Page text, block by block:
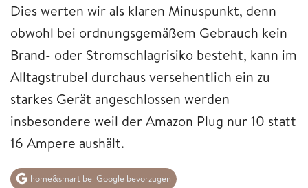
Dies werten wir als klaren Minuspunkt, denn
obwohl bei ordnungsgemäßem Gebrauch kein
Brand- oder Stromschlagrisiko besteht, kann im
Alltagstrubel durchaus versehentlich ein zu
starkes Gerät angeschlossen werden –
insbesondere weil der Amazon Plug nur 10 statt
16 Ampere aushält.
home&smart bei Google bevorzugen